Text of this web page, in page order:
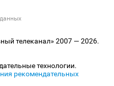
телеканал» 2007 — 2026.
технологии.
рекомендательных